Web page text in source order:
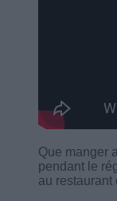
Que manger
pendant le
au restaurant